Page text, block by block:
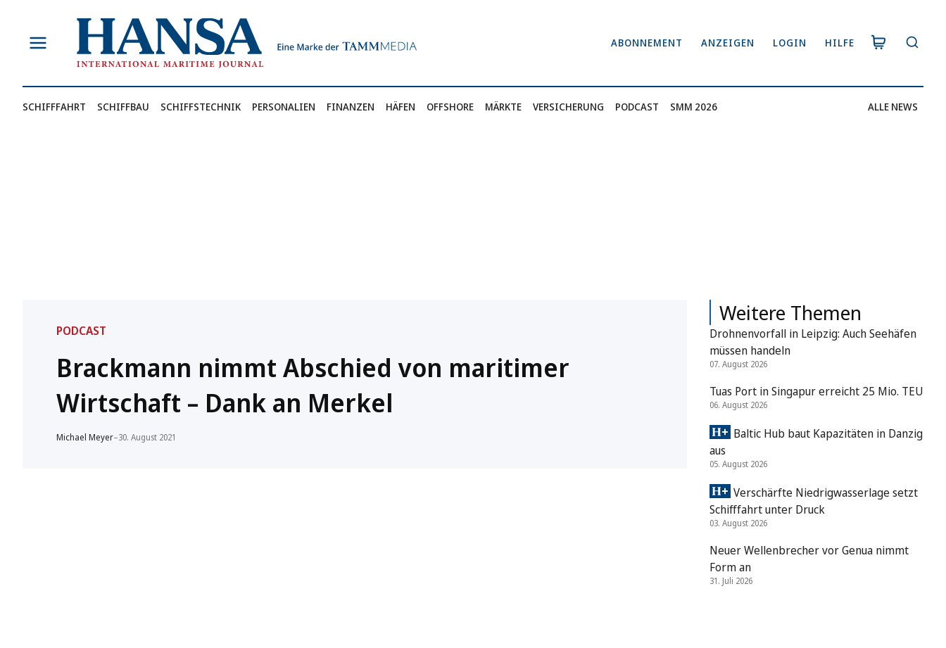
springen
ABONNEMENT ANZEIGEN LOGIN HILFE
SCHIFFFAHRT SCHIFFBAU SCHIFFSTECHNIK PERSONALIEN FINANZEN HÄFEN OFFSHORE MÄRKTE VERSICHERUNG PODCAST SMM 2026 ALLE NEWS
PODCAST
Brackmann nimmt Abschied von maritimer
Wirtschaft – Dank an Merkel
Michael Meyer–30. August 2021
Weitere Themen
Drohnenvorfall in Leipzig: Auch Seehäfen
müssen handeln
07. August 2026
Tuas Port in Singapur erreicht 25 Mio. TEU
06. August 2026
Baltic Hub baut Kapazitäten in Danzig
aus
05. August 2026
Verschärfte Niedrigwasserlage setzt
Schifffahrt unter Druck
03. August 2026
Neuer Wellenbrecher vor Genua nimmt
Form an
31. Juli 2026